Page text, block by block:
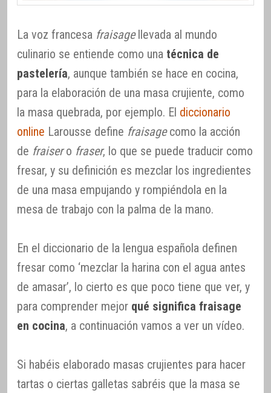
La voz francesa fraisagellevada al mundo
culinario se entiende como una técnica de
pastelería, aunque también se hace en cocina,
para la elaboración de una masa crujiente, como
la masa quebrada, por ejemplo. El diccionario
online Larousse define fraisagecomo la acción
de fraisero fraser, lo que se puede traducir como
fresar, y su definición es mezclar los ingredientes
de una masa empujando y rompiéndola en la
mesa de trabajo con la palma de la mano.
En el diccionario de la lengua española definen
fresar como ‘mezclar la harina con el agua antes
de amasar’, lo cierto es que poco tiene que ver, y
para comprender mejor qué significa fraisage
en cocina, a continuación vamos a ver un vídeo.
Si habéis elaborado masas crujientes para hacer
tartas o ciertas galletas sabréis que la masa se